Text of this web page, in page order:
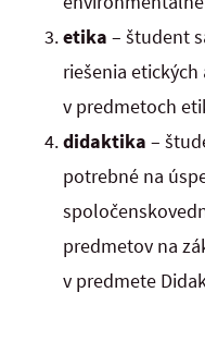
etika – študent
riešenia
v predmetoch
didaktika –
potrebné na
predmetov na
v predmete